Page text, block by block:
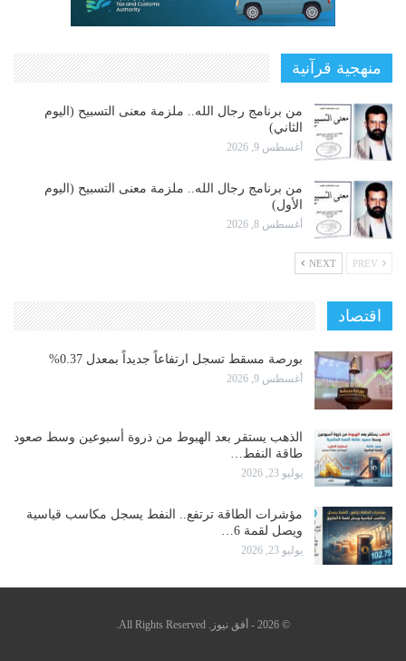
منهجية قرآنية
من برنامج رجال الله.. ملزمة معنى التسبيح (اليوم
الثاني)
أغسطس 9, 2026
من برنامج رجال الله.. ملزمة معنى التسبيح (اليوم
الأول)
أغسطس 8, 2026
NEXT
اقتصاد
بورصة مسقط تسجل ارتفاعاً جديداً بمعدل 0.37%
أغسطس 9, 2026
الذهب يستقر بعد الهبوط من ذروة أسبوعين وسط صعود
طاقة النفط…
يوليو 23, 2026
مؤشرات الطاقة ترتفع.. النفط يسجل مكاسب قياسية
ويصل لقمة 6…
يوليو 23, 2026
© 2026 - أفق نيوز. All Rights Reserved.